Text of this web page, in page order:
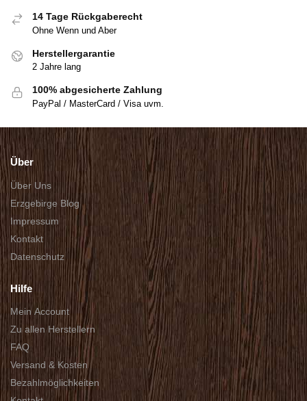
14 Tage Rückgaberecht
Ohne Wenn und Aber
Herstellergarantie
2 Jahre lang
100% abgesicherte Zahlung
PayPal / MasterCard / Visa uvm.
Über
Über Uns
Erzgebirge Blog
Impressum
Kontakt
Datenschutz
Hilfe
Mein Account
Zu allen Herstellern
FAQ
Versand & Kosten
Bezahlmöglichkeiten